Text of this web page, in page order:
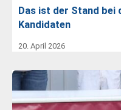
Das ist der Stand bei
Kandidaten
20. April 2026